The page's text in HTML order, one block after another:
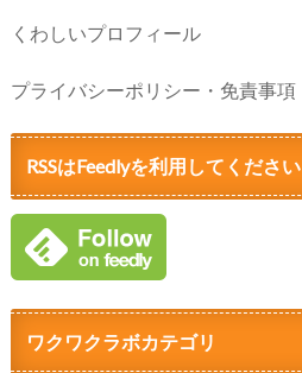
くわしいプロフィール
プライバシーポリシー・免責事項
RSSはFeedlyを利用してください
ワクワクラボカテゴリ